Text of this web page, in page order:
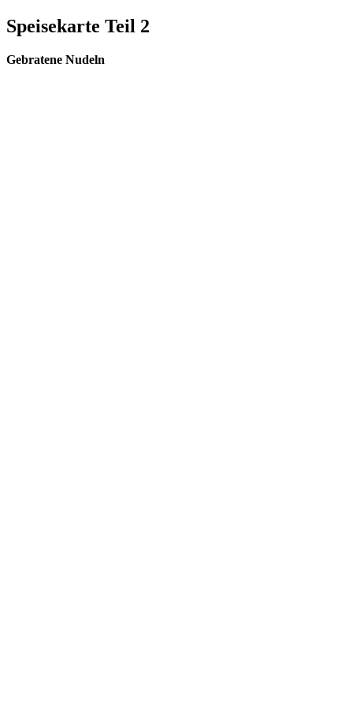
Speisekarte Teil 2
Gebratene Nudeln